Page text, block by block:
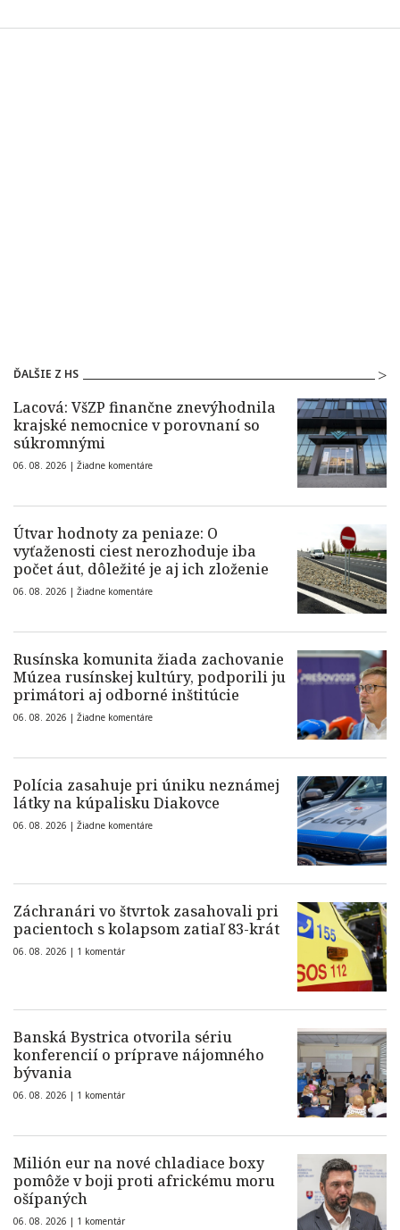
ĎALŠIE Z HS
Lacová: VšZP finančne znevýhodnila
krajské nemocnice v porovnaní so
súkromnými
06. 08. 2026 | Žiadne komentáre
Útvar hodnoty za peniaze: O
vyťaženosti ciest nerozhoduje iba
počet áut, dôležité je aj ich zloženie
06. 08. 2026 | Žiadne komentáre
Rusínska komunita žiada zachovanie
Múzea rusínskej kultúry, podporili ju
primátori aj odborné inštitúcie
06. 08. 2026 | Žiadne komentáre
Polícia zasahuje pri úniku neznámej
látky na kúpalisku Diakovce
06. 08. 2026 | Žiadne komentáre
Záchranári vo štvrtok zasahovali pri
pacientoch s kolapsom zatiaľ 83-krát
06. 08. 2026 | 1 komentár
Banská Bystrica otvorila sériu
konferencií o príprave nájomného
bývania
06. 08. 2026 | 1 komentár
Milión eur na nové chladiace boxy
pomôže v boji proti africkému moru
ošípaných
06. 08. 2026 | 1 komentár